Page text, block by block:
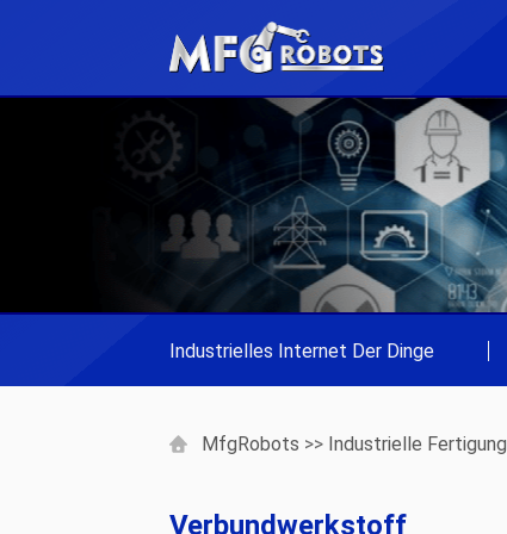
Industrielles Internet Der Dinge
MfgRobots >> Industrielle Fertigung
Verbundwerkstoff